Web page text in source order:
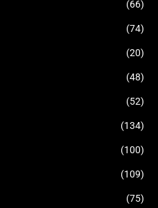
(66)
(74)
(20)
(48)
(52)
(134)
(100)
(109)
(75)